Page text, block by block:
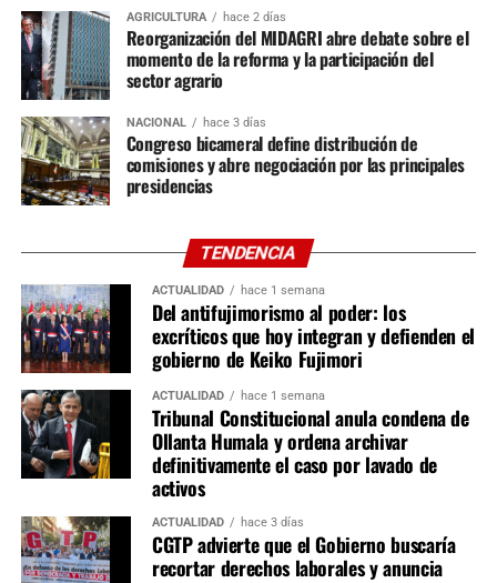
Popular y un representante de cada una de las otras tres
bancadas. Entre ellas destacan Constitución, Reglamento
y Relaciones Exteriores; Economía, Medio Ambiente y
Salud, Educación, Cultura, Mujer y Desarrollo Social y
Digital.
En la Cámara de Diputados se instalarán 16 comisiones
ordinarias. Siete tendrán 26 integrantes, entre ellas
Constitución, Economía, Justicia e Infraestructura;
mientras que las nueve restantes estarán conformadas
por 20 miembros, incluyendo Desarrollo Agrario, Energía
y Minas, Salud, Trabajo, Producción y Ciencia e
Innovación Tecnológica. También quedaron definidas las
comisiones especiales, como Acusaciones
Constitucionales y Ética Parlamentaria, esta última
integrada por un representante de cada bancada.
Aunque la proporcionalidad de las comisiones ya fue
acordada, aún falta definir la integración nominal de
titulares y suplentes, así como la elección de presidentes,
AGRICULTURA hace 2 días
Reorganización del MIDAGRI abre debate sobre el
momento de la reforma y la participación del
sector agrario
NACIONAL hace 3 días
Congreso bicameral define distribución de
comisiones y abre negociación por las principales
presidencias
TENDENCIA
ACTUALIDAD hace 1 semana
Del antifujimorismo al poder: los
excríticos que hoy integran y defienden el
gobierno de Keiko Fujimori
ACTUALIDAD hace 1 semana
Tribunal Constitucional anula condena de
Ollanta Humala y ordena archivar
definitivamente el caso por lavado de
activos
ACTUALIDAD hace 3 días
CGTP advierte que el Gobierno buscaría
recortar derechos laborales y anuncia